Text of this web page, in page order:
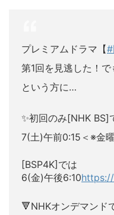
プレミアムドラマ【#
第1回を見逃した！
という方に…
✨初回のみ[NHK BS]
7(土)午前0:15＜※金
[BSP4K]では
6(金)午後6:10
🔻NHKオンデマンド